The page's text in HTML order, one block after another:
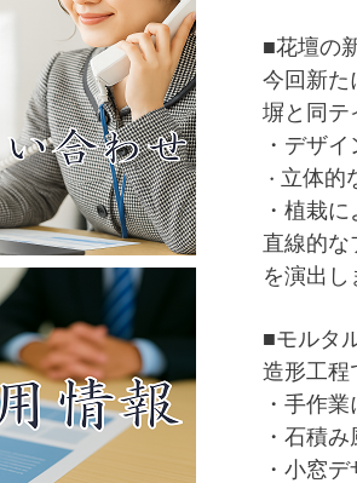
■花壇の
今回新た
塀と同テ
・デザ
・ 立体的
・ 植栽に
直線的な
を演出し
■モルタ
造形工程
・手作
・ 石積み
・ 小窓デ